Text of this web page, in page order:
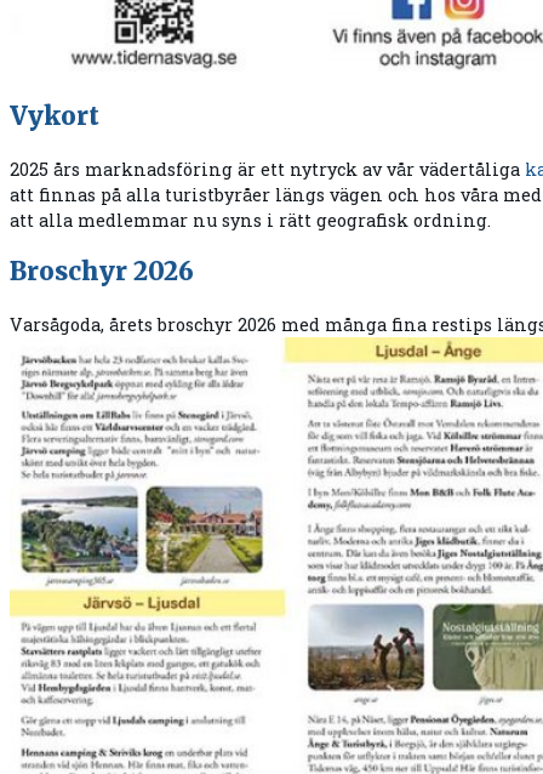
Vykort
2025 års marknadsföring är ett nytryck av vår vädertåliga
att finnas på alla turistbyråer längs vägen och hos våra
att alla medlemmar nu syns i rätt geografisk ordning.
Broschyr 2026
Varsågoda, årets broschyr 2026 med många fina restips